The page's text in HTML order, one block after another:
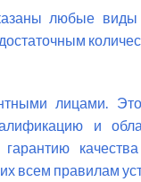
любые виды
лицами.
и
всем правилам